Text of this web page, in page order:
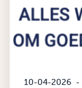
10-04-2026 -